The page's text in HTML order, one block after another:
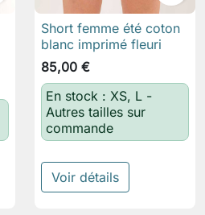
Short femme été coton
blanc imprimé fleuri
85,00 €
En stock : XS, L -
Autres tailles sur
commande
Voir détails